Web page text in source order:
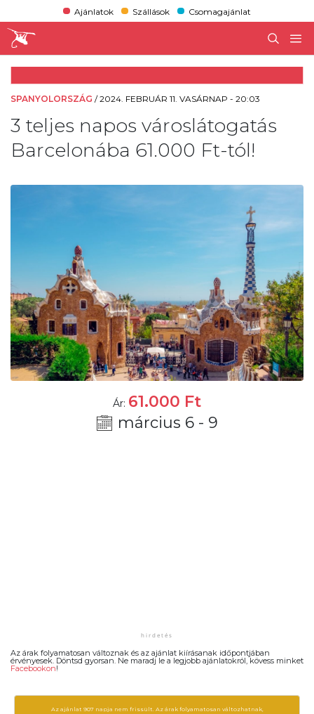
Ajánlatok Szállások Csomagajánlat
SPANYOLORSZÁG /2024. FEBRUÁR 11. VASÁRNAP - 20:03
3 teljes napos városlátogatás
Barcelonába 61.000 Ft-tól!
Ár: 61.000 Ft
március 6 - 9
Az árak folyamatosan változnak és az ajánlat kiírásanak időpontjában
érvényesek. Döntsd gyorsan. Ne maradj le a legjobb ajánlatokról, kövess minket
Facebookon!
Az ajánlat 907 napja nem frissült. Az árak folyamatosan változhatnak,